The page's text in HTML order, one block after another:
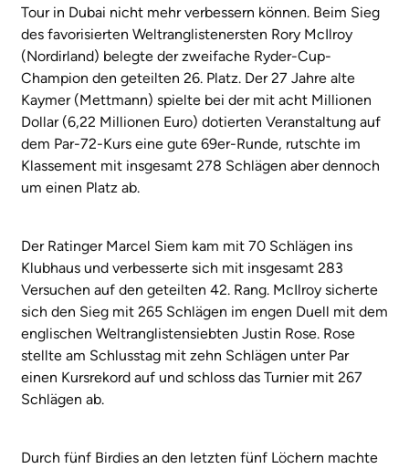
Tour in Dubai nicht mehr verbessern können. Beim Sieg
des favorisierten Weltranglistenersten Rory McIlroy
(Nordirland) belegte der zweifache Ryder-Cup-
Champion den geteilten 26. Platz. Der 27 Jahre alte
Kaymer (Mettmann) spielte bei der mit acht Millionen
Dollar (6,22 Millionen Euro) dotierten Veranstaltung auf
dem Par-72-Kurs eine gute 69er-Runde, rutschte im
Klassement mit insgesamt 278 Schlägen aber dennoch
um einen Platz ab.
Der Ratinger Marcel Siem kam mit 70 Schlägen ins
Klubhaus und verbesserte sich mit insgesamt 283
Versuchen auf den geteilten 42. Rang. McIlroy sicherte
sich den Sieg mit 265 Schlägen im engen Duell mit dem
englischen Weltranglistensiebten Justin Rose. Rose
stellte am Schlusstag mit zehn Schlägen unter Par
einen Kursrekord auf und schloss das Turnier mit 267
Schlägen ab.
Durch fünf Birdies an den letzten fünf Löchern machte